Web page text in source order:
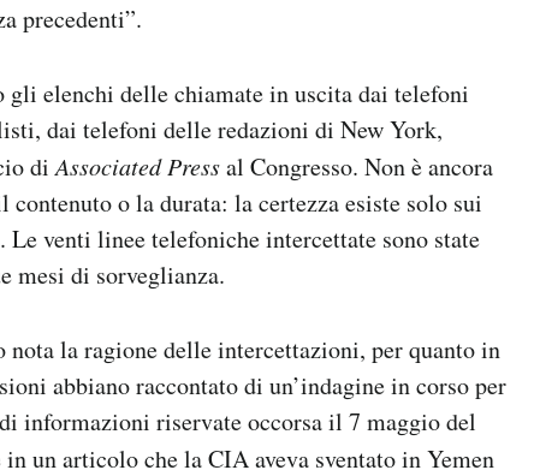
precedenti”.
elenchi delle chiamate in uscita dai telefoni
dai telefoni delle redazioni di New York,
diAssociated Pressal Congresso. Non è ancora
o la durata: la certezza esiste solo sui
venti linee telefoniche intercettate sono state
mesi di sorveglianza.
la ragione delle intercettazioni, per quanto in
abbiano raccontato di un’indagine in corso per
informazioni riservate occorsa il 7 maggio del
in un articolo che la CIA aveva sventato in Yemen